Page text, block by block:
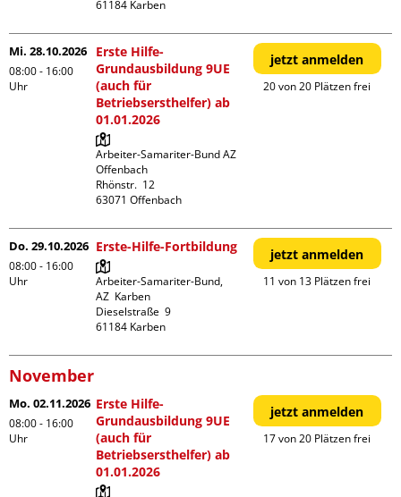
Mi. 28.10.2026
08:00 - 16:00
Uhr
Erste Hilfe-
Grundausbildung 9UE
(auch für
Betriebsersthelfer) ab
01.01.2026
Arbeiter-Samariter-Bund AZ
Offenbach
Rhönstr.  12
jetzt anmelden
20 von 20 Plätzen frei
Do. 29.10.2026
08:00 - 16:00
Uhr
Erste-Hilfe-Fortbildung
Arbeiter-Samariter-Bund,
AZ  Karben
Dieselstraße  9
jetzt anmelden
11 von 13 Plätzen frei
November
Mo. 02.11.2026
08:00 - 16:00
Uhr
Erste Hilfe-
Grundausbildung 9UE
(auch für
Betriebsersthelfer) ab
01.01.2026
jetzt anmelden
17 von 20 Plätzen frei